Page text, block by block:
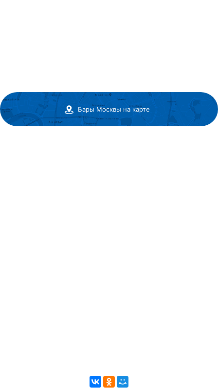
Бары Москвы на карте